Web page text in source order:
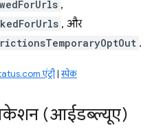
,
, और
.
एंट्री|स्पेक
(आईडब्ल्यूए)